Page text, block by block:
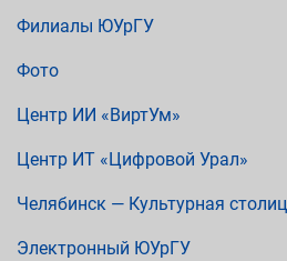
Филиалы ЮУрГУ
Фото
Центр ИИ «ВиртУм»
Центр ИТ «Цифровой Урал»
Челябинск — Культурная
Электронный ЮУрГУ